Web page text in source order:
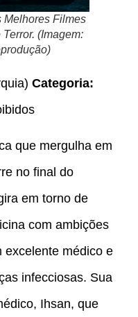
Melhores Filmes
(Imagem:
Categoria:
que mergulha em
no final do
em torno de
com ambições
excelente médico e
infecciosas. Sua
Ihsan, que